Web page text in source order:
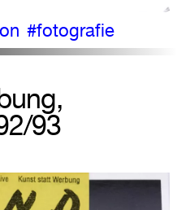
#fotografie
93